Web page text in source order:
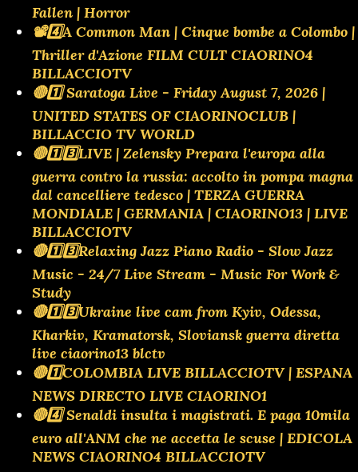
Fallen | Horror
📽️4️⃣A Common Man | Cinque bombe a Colombo |
Thriller d'Azione FILM CULT CIAORINO4
BILLACCIOTV
🔴1️⃣ Saratoga Live - Friday August 7, 2026 |
UNITED STATES OF CIAORINOCLUB |
BILLACCIO TV WORLD
🔴1️⃣3️⃣LIVE | Zelensky Prepara l'europa alla
guerra contro la russia: accolto in pompa magna
dal cancelliere tedesco | TERZA GUERRA
MONDIALE | GERMANIA | CIAORINO13 | LIVE
BILLACCIOTV
🔴1️⃣3️⃣Relaxing Jazz Piano Radio - Slow Jazz
Music - 24/7 Live Stream - Music For Work &
Study
🔴1️⃣3️⃣Ukraine live cam from Kyiv, Odessa,
Kharkiv, Kramatorsk, Sloviansk guerra diretta
live ciaorino13 blctv
🔴1️⃣COLOMBIA LIVE BILLACCIOTV | ESPANA
NEWS DIRECTO LIVE CIAORINO1
🔴4️⃣ Senaldi insulta i magistrati. E paga 10mila
euro all'ANM che ne accetta le scuse | EDICOLA
NEWS CIAORINO4 BILLACCIOTV